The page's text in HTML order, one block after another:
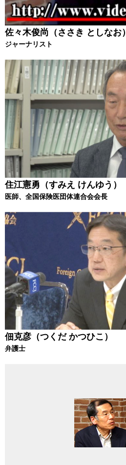
佐々木俊尚（ささき としなお）
ジャーナリスト
住江憲勇（すみえ けんゆう）
医師、全国保険医団体連合会会長
佃克彦（つくだ かつひこ）
弁護士